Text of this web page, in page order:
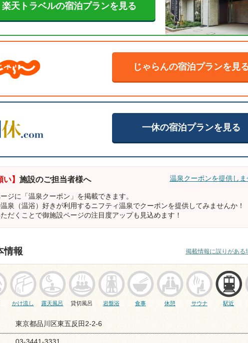
楽天トラベルの宿泊プランを見る
じゃらんの宿泊プランを見
一休の宿泊プランを見る
い】 施設のご担当者様へ 温泉クーポンを提供しま
ジに「温泉クーポン」を掲載できます。
泉（温浴）好きが利用するニフティ温泉でクーポンを提供してみませんか！
だくことで御施設ページの注目度アップも見込めます！
情報 掲載情報に誤りがある
かけ流し 露天風呂 貸切風呂 岩盤浴 食事 休憩 サウナ 駅近
東京都品川区東五反田2-2-6